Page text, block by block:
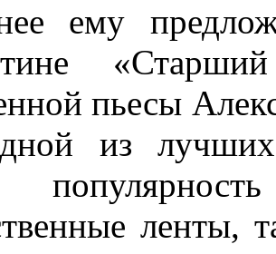
ему
пьесы
из
ленты,